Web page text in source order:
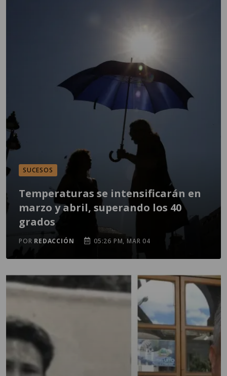
SUCESOS
Temperaturas se intensificarán en
marzo y abril, superando los 40
grados
POR REDACCIÓN 05:26 PM, MAR 04